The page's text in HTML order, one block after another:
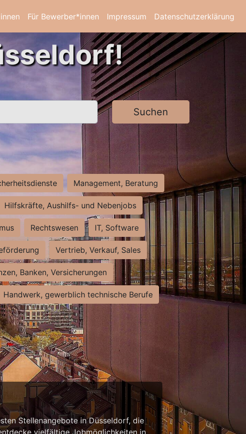
Für Bewerber*innen Impressum Datenschutzerklärung
Suchen
Management, Beratung
Hilfskräfte, Aushilfs- und Nebenjobs
Rechtswesen IT, Software
Vertrieb, Verkauf, Sales
Banken, Versicherungen
Handwerk, gewerblich technische Berufe
Stellenangebote in Düsseldorf, die